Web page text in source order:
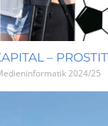
2024/25